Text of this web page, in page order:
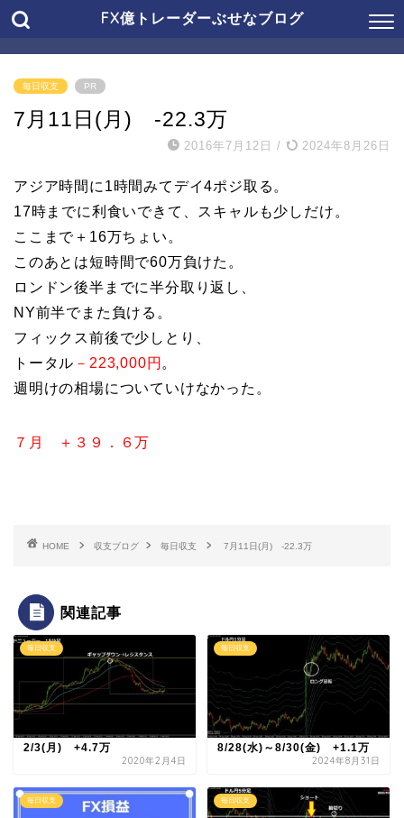
FX億トレーダーぶせなブログ
毎日収支 PR
7月11日(月) -22.3万
2016年7月12日 / 2024年8月26日
アジア時間に1時間みてデイ4ポジ取る。
17時までに利食いできて、スキャルも少しだけ。
ここまで＋16万ちょい。
このあとは短時間で60万負けた。
ロンドン後半までに半分取り返し、
NY前半でまた負ける。
フィックス前後で少しとり、
トータル －223,000円 。
週明けの相場についていけなかった。
７月 ＋３９．６万
HOME 収支ブログ 毎日収支 7月11日(月) -22.3万
関連記事
毎日収支
2/3(月) +4.7万
2020年2月4日
毎日収支
8/28(水)～8/30(金) +1.1万
2024年8月31日
毎日収支 毎日収支